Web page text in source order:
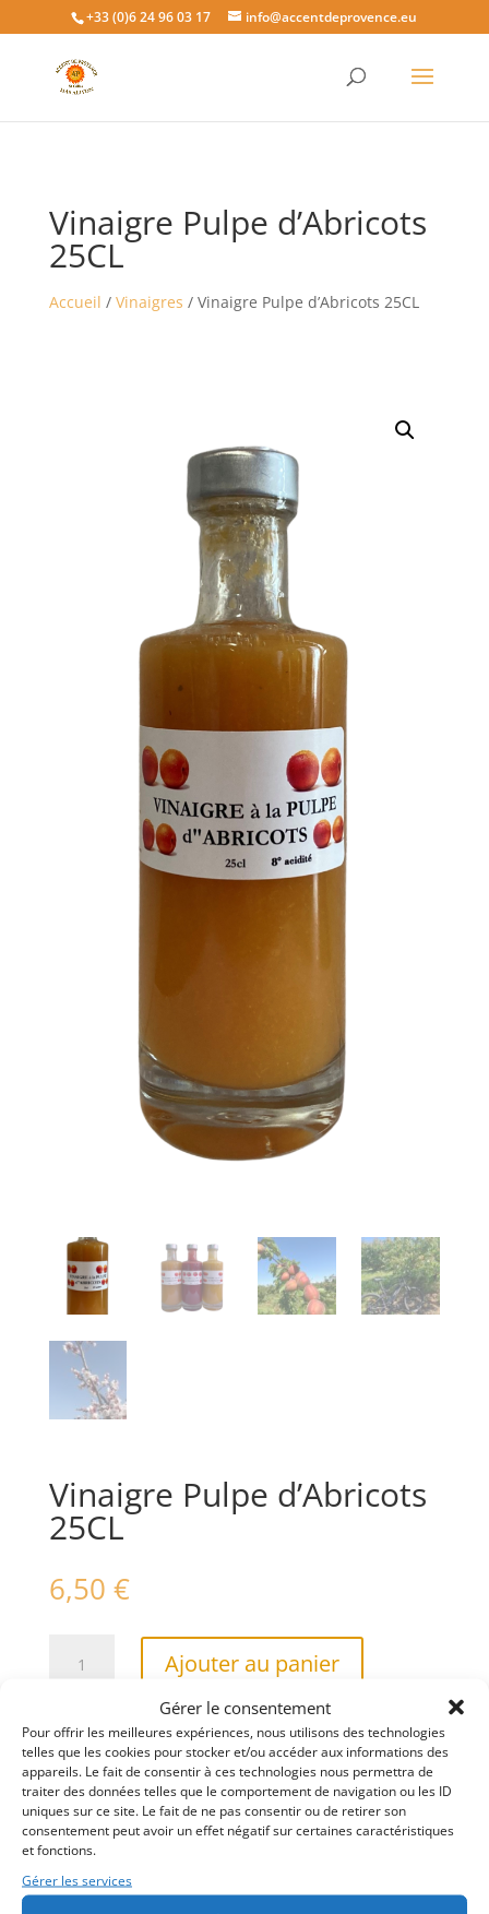
Gérer le consentement
Pour offrir les meilleures expériences, nous utilisons des technologies
telles que les cookies pour stocker et/ou accéder aux informations des
appareils. Le fait de consentir à ces technologies nous permettra de
traiter des données telles que le comportement de navigation ou les ID
uniques sur ce site. Le fait de ne pas consentir ou de retirer son
consentement peut avoir un effet négatif sur certaines caractéristiques
et fonctions.
Gérer les services
+33 (0)6 24 96 03 17 info@accentdeprovence.eu
Vinaigre Pulpe d’Abricots
25CL
Accueil / Vinaigres / Vinaigre Pulpe d’Abricots 25CL
Vinaigre Pulpe d’Abricots
25CL
6,50 €
d'Abricots
25CL
Ajouter au panier
r
n
a
t
e
Une collection de vinaigres à la pulpe riche et
généreuse, mariant l’intensité du vinaigre à la
douceur naturelle des fruits, pour sublimer toutes
vos recettes d’une touche fruitée, fraîche et
délicatement subtile.